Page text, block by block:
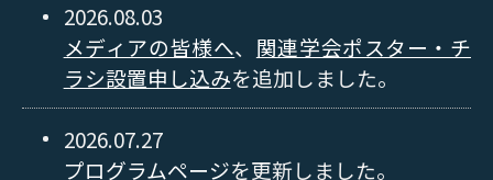
2026.08.03
メディアの皆様へ、 関連学会ポスター・チ
ラシ設置申し込みを追加しました。
2026.07.27
プログラムページを更新しました。